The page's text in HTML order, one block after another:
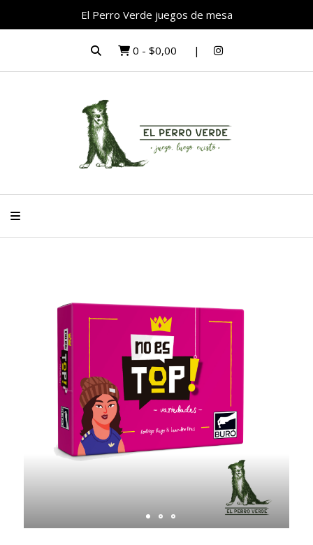
El Perro Verde juegos de mesa
0 - $0,00